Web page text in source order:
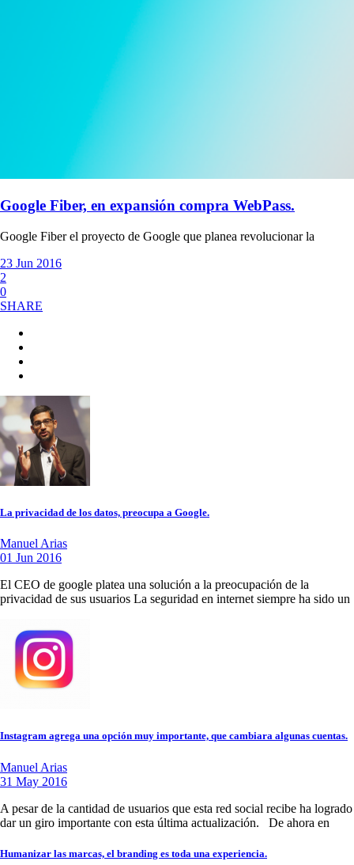
Google Fiber, en expansión compra WebPass.
Google Fiber el proyecto de Google que planea revolucionar la
23 Jun 2016
2
0
SHARE
La privacidad de los datos, preocupa a Google.
Manuel Arias
01 Jun 2016
El CEO de google platea una solución a la preocupación de la
privacidad de sus usuarios La seguridad en internet siempre ha sido un
Instagram agrega una opción muy importante, que cambiara algunas cuentas.
Manuel Arias
31 May 2016
A pesar de la cantidad de usuarios que esta red social recibe ha logrado
dar un giro importante con esta última actualización. De ahora en
Humanizar las marcas, el branding es toda una experiencia.